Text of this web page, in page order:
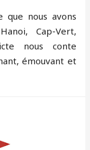
que nous avons
Cap-Vert,
nous conte
émouvant et